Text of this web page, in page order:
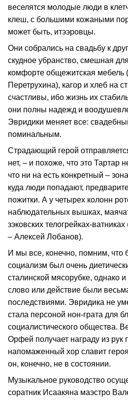
веселятся молодые люди в
клеш, с большими кожаными
может быть, итээровцы.
Они собрались на свадьбу к
скудное убранство, смешная
комфорте общежитская мебель
Перетрухина), кагор и хлеб на
счастливы, ибо жизнь их
они полны надежд и
Эвридики меняет все:
поминальным.
Страдающий герой
нет, – и похоже, что это Тартар
что ни на есть конкретный –
куда люди попадают,
пожитки. А у четырех колонн
наблюдательных вышках,
зэковских телогрейках-
– Алексей Лобанов).
И мы все, конечно, помним, что
социализм был очень
сталинской мясорубке, однако
слово или действие были
последствиями. Эвридика не
стала персоной нон-грата для
социалистического общества.
Орфей получает награду из рук
напомаженный хор славит
он, конечно, не в состоянии.
Музыкальное руководство
соратник Исаакяна маэстро